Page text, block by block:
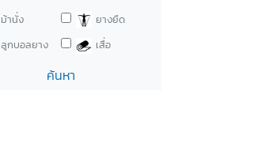
ม้านั่ง
ยางยืด
ลูกบอลยาง
เสื่อ
ค้นหา